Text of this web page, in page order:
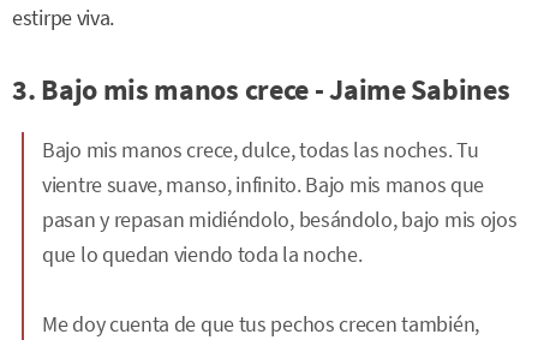
estirpe viva.
3. Bajo mis manos crece - Jaime Sabines
Bajo mis manos crece, dulce, todas las noches. Tu
vientre suave, manso, infinito. Bajo mis manos que
pasan y repasan midiéndolo, besándolo, bajo mis ojos
que lo quedan viendo toda la noche.
Me doy cuenta de que tus pechos crecen también,